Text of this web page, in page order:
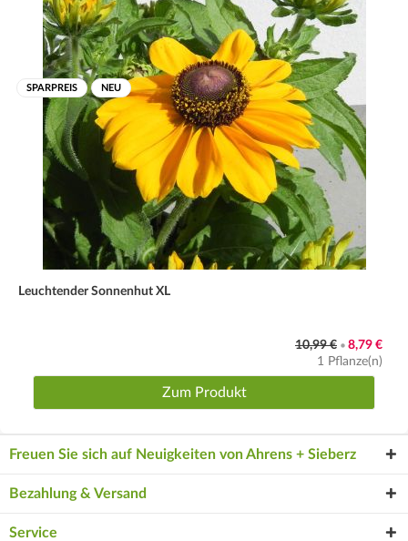
SPARPREIS NEU
Leuchtender Sonnenhut XL
10,99 € • 8,79 €
1 Pflanze(n)
Zum Produkt
Freuen Sie sich auf Neuigkeiten von Ahrens + Sieberz
Bezahlung & Versand
Service